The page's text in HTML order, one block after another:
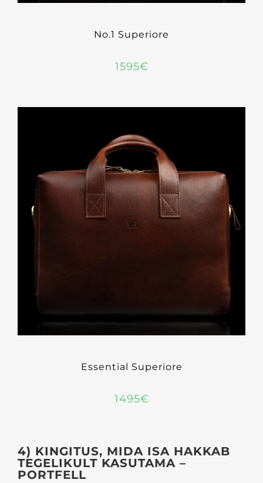
No.1 Superiore
1595€
Essential Superiore
1495€
4) KINGITUS, MIDA ISA HAKKAB
TEGELIKULT KASUTAMA –
PORTFELL